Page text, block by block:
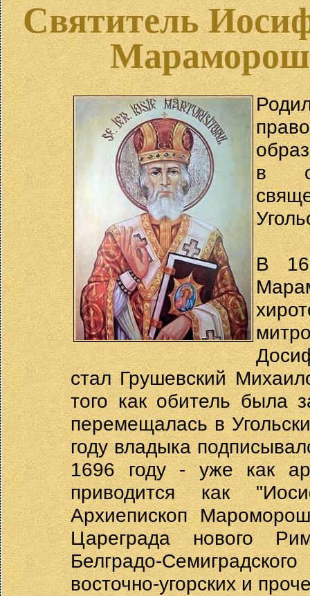
Святитель
в
В
стал Грушевский
того как обитель была
перемещалась в
году владыка
1696 году - уже как
приводится как
Архиепископ
Цареграда нового
Белградо-
восточно-угорских и